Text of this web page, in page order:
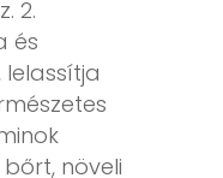
2.
és
növeli